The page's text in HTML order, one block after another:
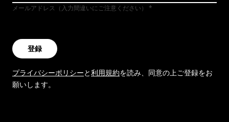
メールアドレス（入力間違いにご注意ください）
登録
プライバシーポリシーと利用規約を読み、同意の上ご登録をお
願いします。